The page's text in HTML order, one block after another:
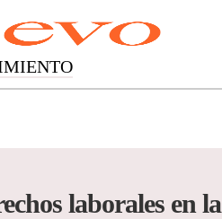
laborales en la